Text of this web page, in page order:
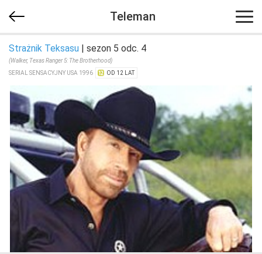
Teleman
Strażnik Teksasu | sezon 5 odc. 4
(Walker, Texas Ranger 5: The Brotherhood)
SERIAL SENSACYJNY USA 1996
OD 12 LAT